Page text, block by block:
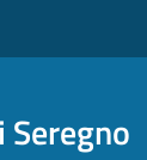
Seregno